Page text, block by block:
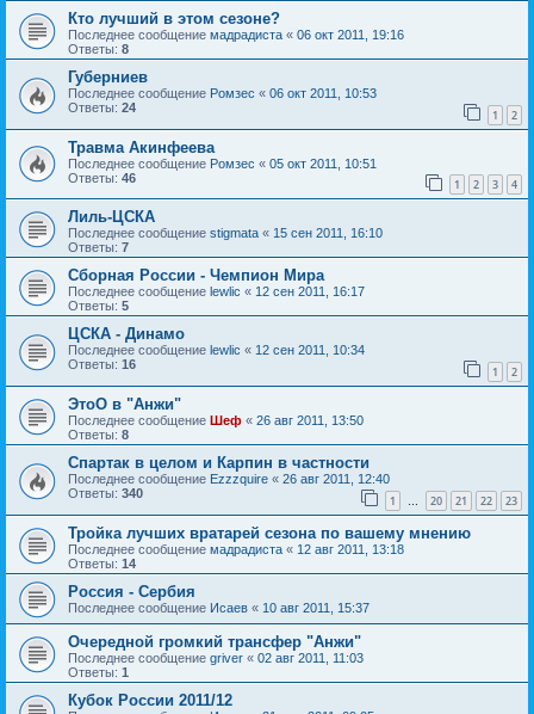
Кто лучший в этом сезоне?
Последнее сообщение мадрадиста « 06 окт 2011, 19:16
Ответы: 8
Губерниев
Последнее сообщение Ромзес « 06 окт 2011, 10:53
Ответы: 24 1 2
Травма Акинфеева
Последнее сообщение Ромзес « 05 окт 2011, 10:51
Ответы: 46 1 2 3 4
Лиль-ЦСКА
Последнее сообщение stigmata « 15 сен 2011, 16:10
Ответы: 7
Сборная России - Чемпион Мира
Последнее сообщение lewlic « 12 сен 2011, 16:17
Ответы: 5
ЦСКА - Динамо
Последнее сообщение lewlic « 12 сен 2011, 10:34
Ответы: 16 1 2
ЭтоО в "Анжи"
Последнее сообщение Шеф « 26 авг 2011, 13:50
Ответы: 8
Спартак в целом и Карпин в частности
Последнее сообщение Ezzzquire « 26 авг 2011, 12:40
Ответы: 340 1 … 20 21 22 23
Тройка лучших вратарей сезона по вашему мнению
Последнее сообщение мадрадиста « 12 авг 2011, 13:18
Ответы: 14
Россия - Сербия
Последнее сообщение Исаев « 10 авг 2011, 15:37
Очередной громкий трансфер "Анжи"
Последнее сообщение griver « 02 авг 2011, 11:03
Ответы: 1
Кубок России 2011/12